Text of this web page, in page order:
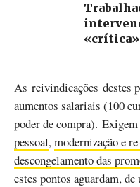
«crítica»
As reivindicações destes
aumentos salariais (100
poder de compra).
pessoal,modernização e
descongelamento das
estes pontos aguardam,